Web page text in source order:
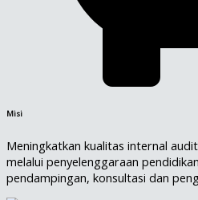
Misi
Meningkatkan kualitas internal
melalui penyelenggaraan
pendampingan, konsultasi dan